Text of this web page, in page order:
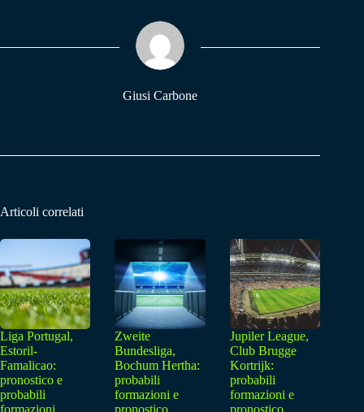
pp m
Giusi Carbone
Articoli correlati
Liga Portugal,
Estoril-
Famalicao:
pronostico e
probabili
Zweite
Bundesliga,
Bochum Hertha:
probabili
formazioni e
Jupiler League,
Club Brugge
Kortrijk:
probabili
formazioni e